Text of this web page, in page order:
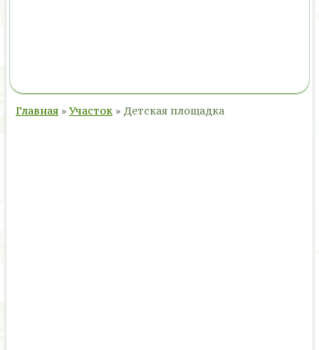
Главная »Участок » Детская площадка